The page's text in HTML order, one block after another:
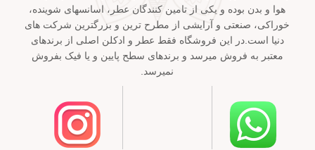
هوا و بدن بوده و یکی از تامین کنندگان عطر، اسانسهای شوینده،
خوراکی، صنعتی و آرایشی از مطرح ترین و بزرگترین شرکت های
دنیا است.در این فروشگاه فقط عطر و ادکلن اصلی از برندهای
معتبر به فروش میرسد و برندهای سطح پایین و یا فیک بفروش
نمیرسد.